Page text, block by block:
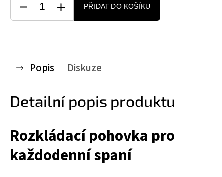
PŘIDAT DO KOŠÍKU
Popis Diskuze
Detailní popis produktu
Rozkládací pohovka pro
každodenní spaní